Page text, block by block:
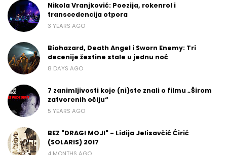
Nikola Vranjković: Poezija, rokenrol i
transcedencija otpora
3 YEARS AGO
Biohazard, Death Angel i Sworn Enemy: Tri
decenije žestine stale u jednu noć
8 DAYS AGO
7 zanimljivosti koje (ni)ste znali o filmu „Širom
zatvorenih očiju“
5 YEARS AGO
BEZ "DRAGI MOJI" - Lidija Jelisavčić Ćirić
(SOLARIS) 2017
4 MONTHS AGO